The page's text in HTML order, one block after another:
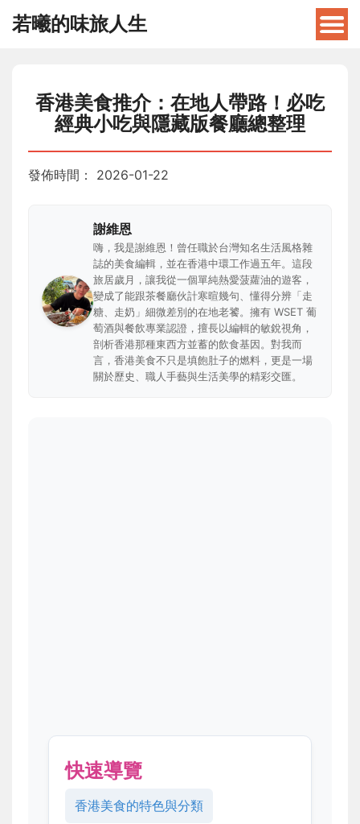
若曦的味旅人生
香港美食推介：在地人帶路！必吃
經典小吃與隱藏版餐廳總整理
發佈時間： 2026-01-22
謝維恩
嗨，我是謝維恩！曾任職於台灣知名生活風格雜
誌的美食編輯，並在香港中環工作過五年。這段
旅居歲月，讓我從一個單純熱愛菠蘿油的遊客，
變成了能跟茶餐廳伙計寒暄幾句、懂得分辨「走
糖、走奶」細微差別的在地老饕。擁有 WSET 葡
萄酒與餐飲專業認證，擅長以編輯的敏銳視角，
剖析香港那種東西方並蓄的飲食基因。對我而
言，香港美食不只是填飽肚子的燃料，更是一場
關於歷史、職人手藝與生活美學的精彩交匯。
快速導覽
香港美食的特色與分類